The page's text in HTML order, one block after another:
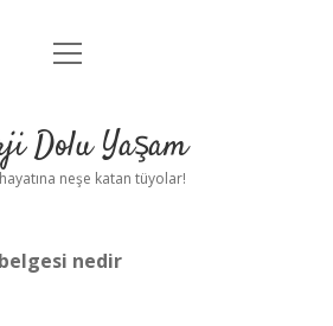
Anasayfa
Yasal Uyarı
menüyü
Dolu Yaşam
neşe katan tüyolar!
belgesi nedir